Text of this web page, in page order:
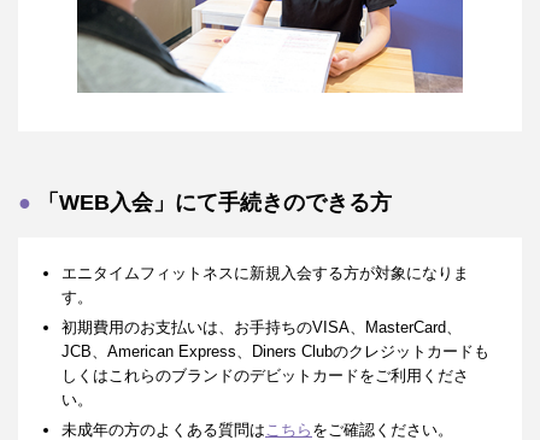
「WEB入会」にて手続きのできる方
エニタイムフィットネスに新規入会する方が対象になりま
す。
初期費用のお支払いは、お手持ちのVISA、MasterCard、
JCB、American Express、Diners Clubのクレジットカードも
しくはこれらのブランドのデビットカードをご利用くださ
い。
未成年の方のよくある質問はこちら をご確認ください。